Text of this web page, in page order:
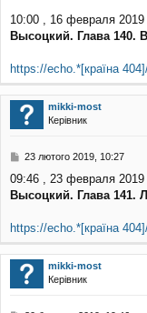
н
н
10:00 , 16 февраля 2019
Высоцкий. Глава 140.
https://echo.*[країна
mikki-most
Керівник
П
в
і
о
м
е
н
н
23 лютого 2019, 10:27
09:46 , 23 февраля 2019
Высоцкий. Глава 141.
https://echo.*[країна
mikki-most
Керівник